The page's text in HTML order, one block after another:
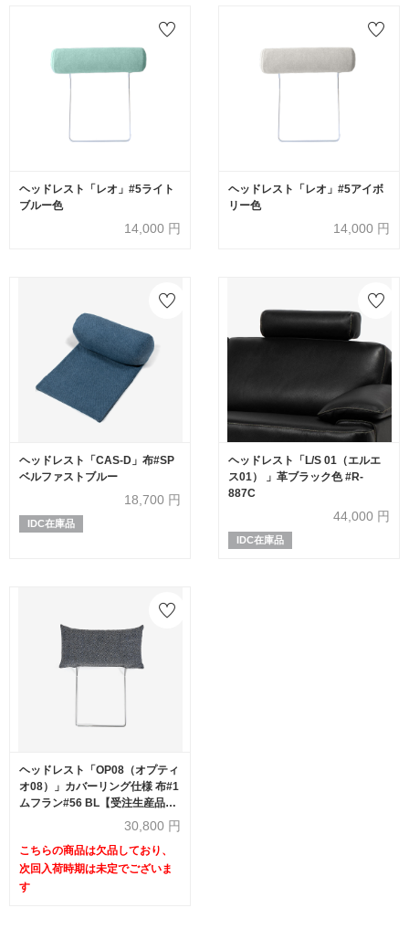
ヘッドレスト「レオ」#5ライト
ブルー色
14,000 円
ヘッドレスト「レオ」#5アイボ
リー色
14,000 円
ヘッドレスト「CAS-D」布#SP
ベルファストブルー
18,700 円
IDC在庫品
ヘッドレスト「L/S 01（エルエ
ス01） 」革ブラック色 #R-
887C
44,000 円
IDC在庫品
ヘッドレスト「OP08（オプティ
オ08）」カバーリング仕様 布#1
ムフラン#56 BL【受注生産品】
30,800 円
こちらの商品は欠品しており、
次回入荷時期は未定でございま
す